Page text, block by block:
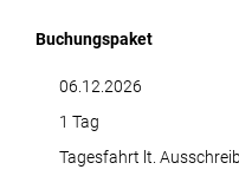
Buchungspaket
06.12.2026
1 Tag
Tagesfahrt lt.